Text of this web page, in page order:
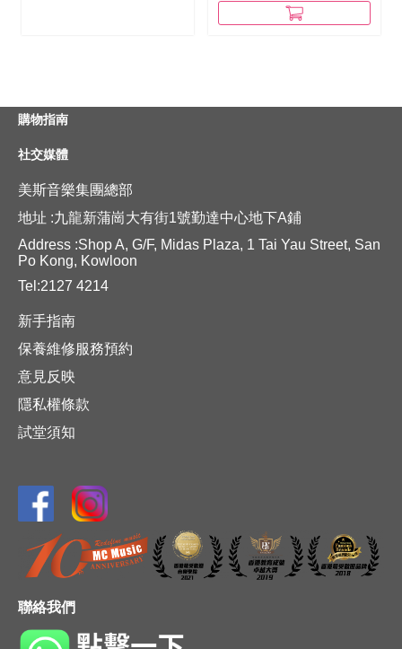
購物指南
社交媒體
美斯音樂集團總部
地址 :九龍新蒲崗大有街1號勤達中心地下A鋪
Address :Shop A, G/F, Midas Plaza, 1 Tai Yau Street, San
Po Kong, Kowloon
Tel:2127 4214
新手指南
保養維修服務預約
意見反映
隱私權條款
試堂須知
聯絡我們